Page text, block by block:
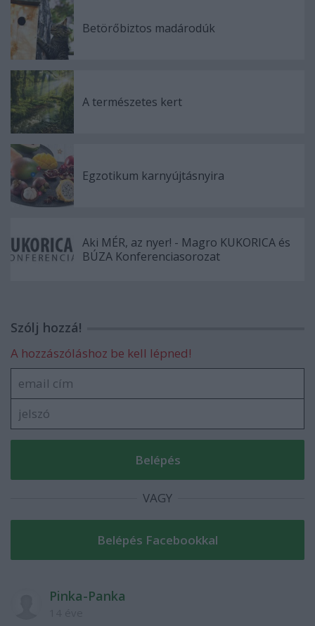
Betörőbiztos madárodúk
A természetes kert
Egzotikum karnyújtásnyira
Aki MÉR, az nyer! - Magro KUKORICA és
BÚZA Konferenciasorozat
Szólj hozzá!
A hozzászóláshoz be kell lépned!
VAGY
Pinka-Panka